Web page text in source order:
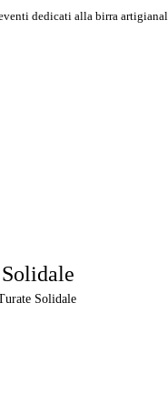
dedicati alla birra
Solidale